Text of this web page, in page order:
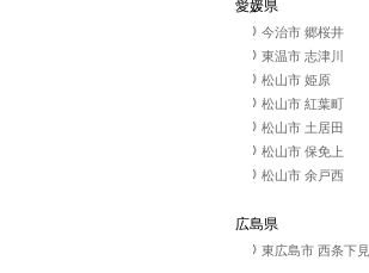
愛媛県
今治市 郷桜井
東温市 志津川
松山市 姫原
松山市 紅葉町
松山市 土居田
松山市 保免上
松山市 余戸西
広島県
東広島市 西条下見